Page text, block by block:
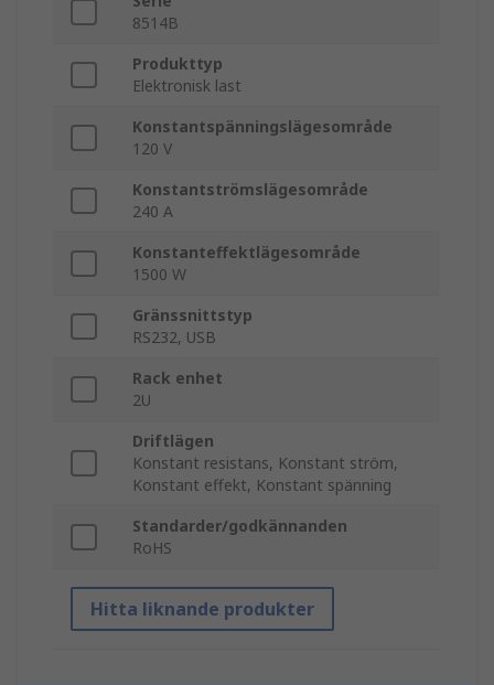
8514B
Produkttyp
Elektronisk last
Konstantspänningslägesområde
120 V
Konstantströmslägesområde
240 A
Konstanteffektlägesområde
1500 W
Gränssnittstyp
RS232, USB
Rack enhet
2U
Driftlägen
Konstant resistans, Konstant ström,
Konstant effekt, Konstant spänning
Standarder/godkännanden
RoHS
Hitta liknande produkter